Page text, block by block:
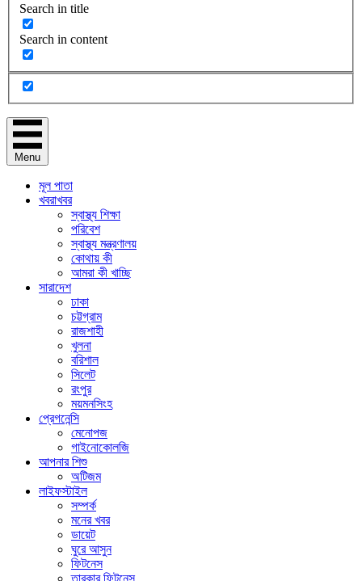
Search in title
Search in content
Menu
মূল পাতা
খবরাখবর
স্বাস্থ্য শিক্ষা
পরিবেশ
স্বাস্থ্য মন্ত্রণালয়
কোথায় কী
আমরা কী খাচ্ছি
সারাদেশ
ঢাকা
চট্টগ্রাম
রাজশাহী
খুলনা
বরিশাল
সিলেট
রংপুর
ময়মনসিংহ
প্রেগনেন্সি
মেনোপজ
গাইনোকোলজি
আপনার শিশু
অটিজম
লাইফস্টাইল
সম্পর্ক
মনের খবর
ডায়েট
ঘুরে আসুন
ফিটনেস